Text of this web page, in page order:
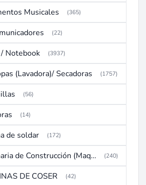
Musicales (365)
(22)
Notebook (3937)
(Lavadora)/ Secadoras (1757)
(56)
(14)
de soldar (172)
Maquinaria de Construcción (Maquinaria Pesada) (240)
DE COSER (42)